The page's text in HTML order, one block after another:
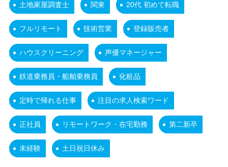
土地家屋調査士 関東 20代 初めて転職
フルリモート 技術営業 登録販売者
ハウスクリーニング 声優マネージャー
鉄道乗務員・船舶乗務員 化粧品
定時で帰れる仕事 注目の求人検索ワード
正社員 リモートワーク・在宅勤務 第二新卒
未経験 土日祝日休み